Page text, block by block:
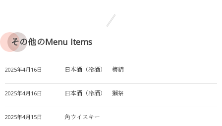
その他のMenu Items
2025年4月16日 日本酒（冷酒） 梅錦
2025年4月16日 日本酒（冷酒） 獺祭
2025年4月15日 角ウイスキー